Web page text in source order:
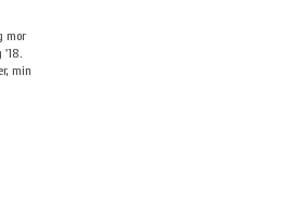
mor
'18.
min